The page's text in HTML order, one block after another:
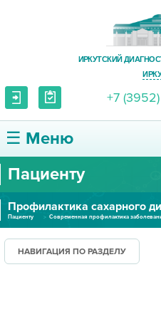
ИРКУТСКИЙ
+7 (3952)
☰ Меню
О ЦЕНТРЕ
УСЛУГИ И ЦЕНЫ
ПАЦИЕНТУ
Пациенту
Профилактика сахарного
Пациенту Современная профилактика
НАВИГАЦИЯ ПО РАЗДЕЛУ